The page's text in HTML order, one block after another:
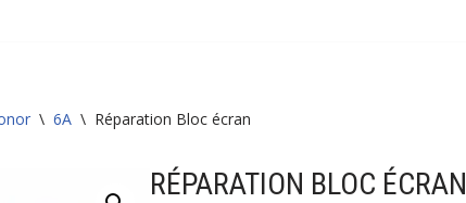
\ 6A \ Réparation Bloc écran
RÉPARATION BLOC ÉCRAN